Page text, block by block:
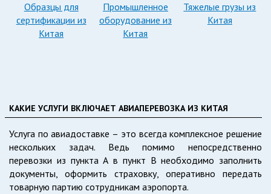
Образцы для
сертификации из
Китая
Промышленное
оборудование из
Китая
Тяжелые грузы из
Китая
КАКИЕ УСЛУГИ ВКЛЮЧАЕТ АВИАПЕРЕВОЗКА ИЗ КИТАЯ
Услуга по авиадоставке – это всегда комплексное решение
нескольких задач. Ведь помимо непосредственно
перевозки из пункта А в пункт В необходимо заполнить
документы, оформить страховку, оперативно передать
товарную партию сотрудникам аэропорта.